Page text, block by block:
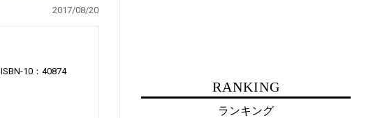
2017/08/20
ISBN-10：40874
RANKING
ランキング